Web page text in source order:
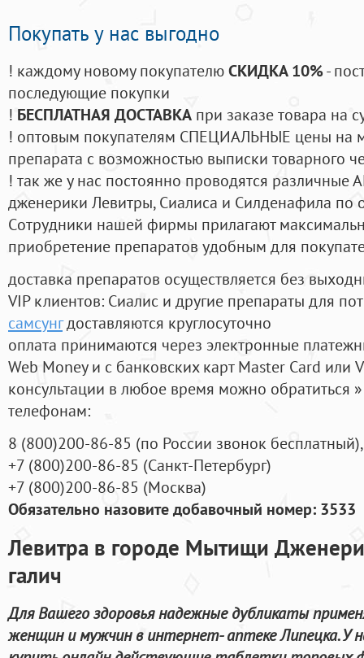
Покупать у нас выгодно
! каждому новому покупателюСКИДКА 10%-
последующие покупки
! БЕСПЛАТНАЯ ДОСТАВКА при заказе товара на
! оптовым покупателям СПЕЦИАЛЬНЫЕ цены на
препарата с возможностью выписки товарного
! так же у нас постоянно проводятся
дженерики Левитры, Сиалиса и Силденафила по
Cотрудники нашей фирмы прилагают
приобретение препаратов удобным для
доставка препаратов осуществляется без
VIP клиентов: Сиалис и другие препараты для
самсунгдоставляются круглосуточно
оплата принимаются через электронные
Web Money и с банковских карт Master Card или
консультации в любое время можно обратиться
телефонам:
8 (800)200-86-85 (по России звонок бесплатный),
+7 (800)200-86-85 (Санкт-Петербург)
+7 (800)200-86-85 (Москва)
Обязательно назовите добавочный номер: 3533
Левитра в городе Мытищи
галич
Для Вашего здоровья надежные дубликаты
женщин и мужчин в интернет- аптеке Липецка. У